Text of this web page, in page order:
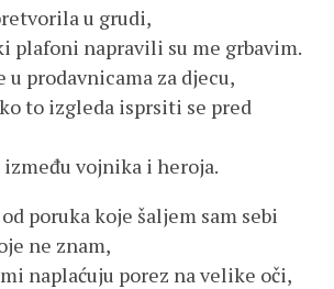
u grudi,
plafoni napravili su me grbavim.
u prodavnicama za djecu,
to izgleda isprsiti se pred
vojnika i heroja.
poruka koje šaljem sam sebi
ne znam,
naplaćuju porez na velike oči,